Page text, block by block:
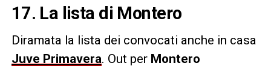
17. La lista di Montero
Diramata la lista dei convocati anche in casa
Juve Primavera. Out per Montero